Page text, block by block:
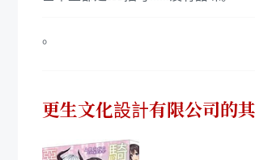
。
更生文化設計有限公司 的